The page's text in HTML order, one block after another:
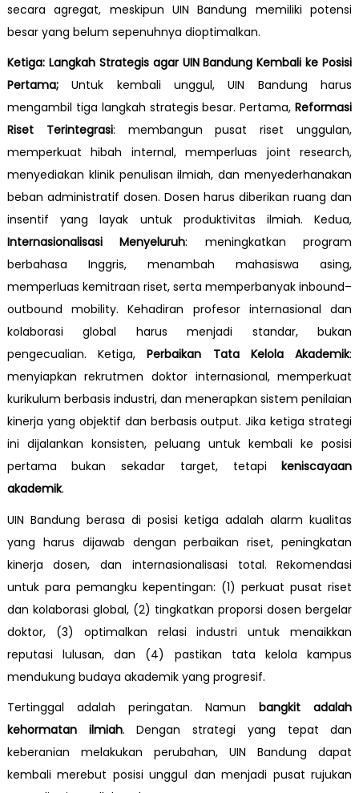
secara agregat, meskipun UIN Bandung memiliki potensi
besar yang belum sepenuhnya dioptimalkan.
Ketiga: Langkah Strategis agar UIN Bandung Kembali ke Posisi
Pertama;Untuk kembali unggul, UIN Bandung harus
mengambil tiga langkah strategis besar. Pertama,Reformasi
Riset Terintegrasi: membangun pusat riset unggulan,
memperkuat hibah internal, memperluas joint research,
menyediakan klinik penulisan ilmiah, dan menyederhanakan
beban administratif dosen. Dosen harus diberikan ruang dan
insentif yang layak untuk produktivitas ilmiah. Kedua,
Internasionalisasi Menyeluruh: meningkatkan program
berbahasa Inggris, menambah mahasiswa asing,
memperluas kemitraan riset, serta memperbanyak inbound–
outbound mobility. Kehadiran profesor internasional dan
kolaborasi global harus menjadi standar, bukan
pengecualian. Ketiga,Perbaikan Tata Kelola Akademik:
menyiapkan rekrutmen doktor internasional, memperkuat
kurikulum berbasis industri, dan menerapkan sistem penilaian
kinerja yang objektif dan berbasis output. Jika ketiga strategi
ini dijalankan konsisten, peluang untuk kembali ke posisi
pertama bukan sekadar target, tetapikeniscayaan
akademik.
UIN Bandung berasa di posisi ketiga adalah alarm kualitas
yang harus dijawab dengan perbaikan riset, peningkatan
kinerja dosen, dan internasionalisasi total. Rekomendasi
untuk para pemangku kepentingan: (1) perkuat pusat riset
dan kolaborasi global, (2) tingkatkan proporsi dosen bergelar
doktor, (3) optimalkan relasi industri untuk menaikkan
reputasi lulusan, dan (4) pastikan tata kelola kampus
mendukung budaya akademik yang progresif.
Tertinggal adalah peringatan. Namunbangkit adalah
kehormatan ilmiah. Dengan strategi yang tepat dan
keberanian melakukan perubahan, UIN Bandung dapat
kembali merebut posisi unggul dan menjadi pusat rujukan